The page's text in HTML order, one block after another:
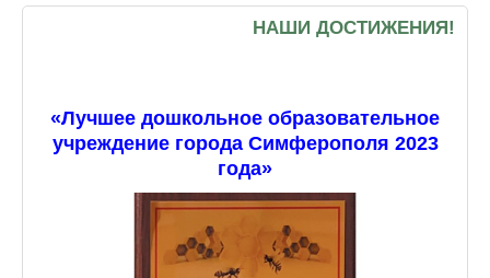
НАШИ ДОСТИЖЕНИЯ!
«Лучшее дошкольное образовательное
учреждение города Симферополя 2023
года»